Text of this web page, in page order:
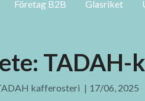
Företag B2B Glasriket
TADAH-
kafferosteri | 17/06, 2025